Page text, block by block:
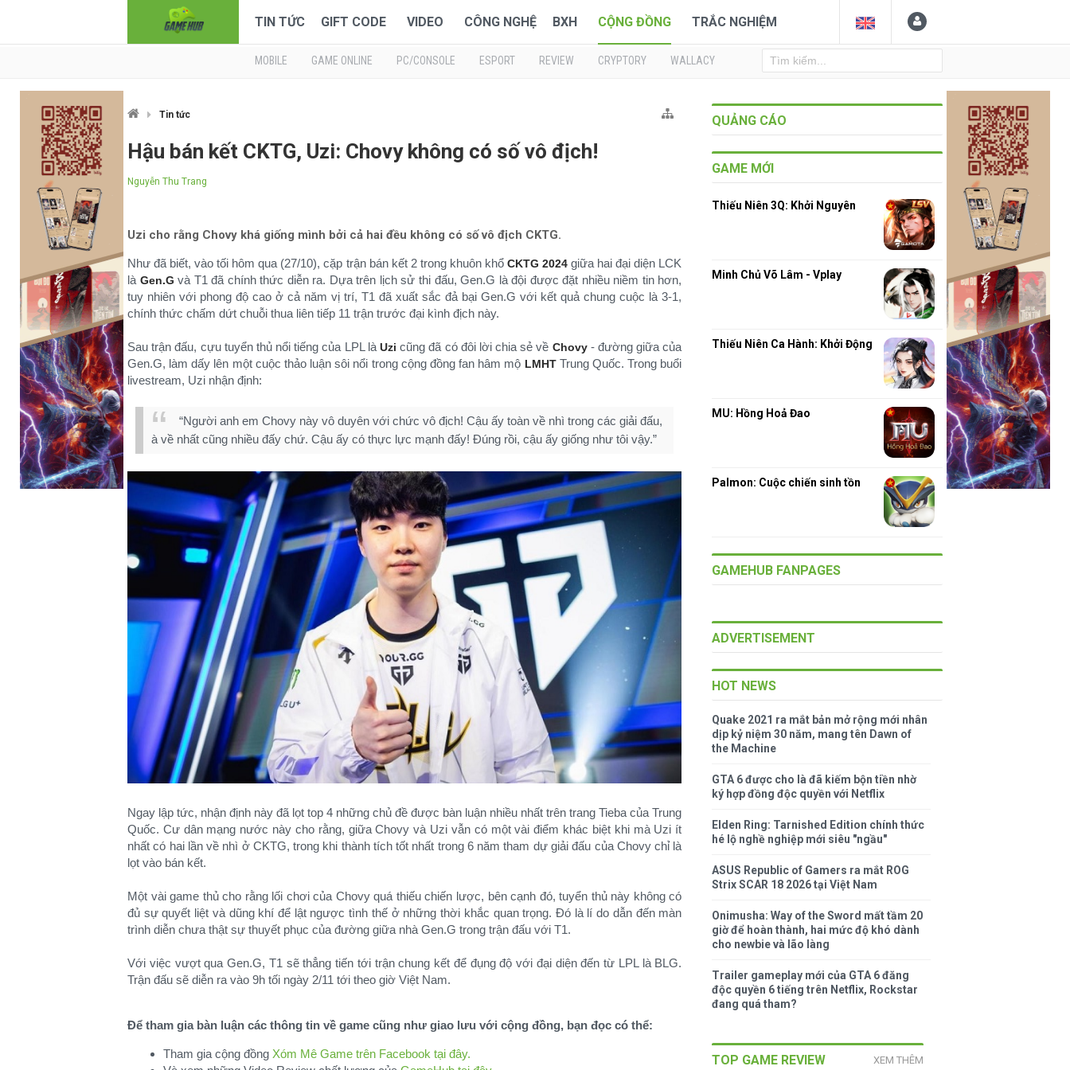
TIN TỨC GIFT CODE VIDEO CÔNG NGHỆ BXH CỘNG ĐỒNG TRẮC NGHIỆM
MOBILE GAME ONLINE PC/CONSOLE ESPORT REVIEW CRYPTORY WALLACY
Tin tức
Hậu bán kết CKTG, Uzi: Chovy không có số vô địch!
Nguyễn Thu Trang
Uzi cho rằng Chovy khá giống mình bởi cả hai đều không có số vô địch CKTG.
Như đã biết, vào tối hôm qua (27/10), cặp trận bán kết 2 trong khuôn khổ CKTG 2024 giữa hai đại diện LCK
là Gen.G và T1 đã chính thức diễn ra. Dựa trên lịch sử thi đấu, Gen.G là đội được đặt nhiều niềm tin hơn,
tuy nhiên với phong độ cao ở cả năm vị trí, T1 đã xuất sắc đả bại Gen.G với kết quả chung cuộc là 3-1,
chính thức chấm dứt chuỗi thua liên tiếp 11 trận trước đại kình địch này.
Sau trận đấu, cựu tuyển thủ nổi tiếng của LPL là Uzi cũng đã có đôi lời chia sẻ về Chovy- đường giữa của
Gen.G, làm dấy lên một cuộc thảo luận sôi nổi trong cộng đồng fan hâm mộ LMHTTrung Quốc. Trong buổi
livestream, Uzi nhận định:
“Người anh em Chovy này vô duyên với chức vô địch! Cậu ấy toàn về nhì trong các giải đấu,
à về nhất cũng nhiều đấy chứ. Cậu ấy có thực lực mạnh đấy! Đúng rồi, cậu ấy giống như tôi vậy.”
Ngay lập tức, nhận định này đã lọt top 4 những chủ đề được bàn luận nhiều nhất trên trang Tieba của Trung
Quốc. Cư dân mạng nước này cho rằng, giữa Chovy và Uzi vẫn có một vài điểm khác biệt khi mà Uzi ít
nhất có hai lần về nhì ở CKTG, trong khi thành tích tốt nhất trong 6 năm tham dự giải đấu của Chovy chỉ là
lọt vào bán kết.
Một vài game thủ cho rằng lối chơi của Chovy quá thiếu chiến lược, bên cạnh đó, tuyển thủ này không có
đủ sự quyết liệt và dũng khí để lật ngược tình thế ở những thời khắc quan trọng. Đó là lí do dẫn đến màn
trình diễn chưa thật sự thuyết phục của đường giữa nhà Gen.G trong trận đấu với T1.
Với việc vượt qua Gen.G, T1 sẽ thẳng tiến tới trận chung kết để đụng độ với đại diện đến từ LPL là BLG.
Trận đấu sẽ diễn ra vào 9h tối ngày 2/11 tới theo giờ Việt Nam.​
Để tham gia bàn luận các thông tin về game cũng như giao lưu với cộng đồng, bạn đọc có thể:
Tham gia cộng đồng Xóm Mê Game trên Facebook tại đây.
QUẢNG CÁO
GAME MỚI
Thiếu Niên 3Q: Khởi Nguyên
Minh Chủ Võ Lâm - Vplay
Thiếu Niên Ca Hành: Khởi Động
MU: Hồng Hoả Đao
Palmon: Cuộc chiến sinh tồn
GAMEHUB FANPAGES
ADVERTISEMENT
HOT NEWS
Quake 2021 ra mắt bản mở rộng mới nhân
dịp kỷ niệm 30 năm, mang tên Dawn of
the Machine
GTA 6 được cho là đã kiếm bộn tiền nhờ
ký hợp đồng độc quyền với Netflix
Elden Ring: Tarnished Edition chính thức
hé lộ nghề nghiệp mới siêu "ngầu"
ASUS Republic of Gamers ra mắt ROG
Strix SCAR 18 2026 tại Việt Nam
Onimusha: Way of the Sword mất tầm 20
giờ để hoàn thành, hai mức độ khó dành
cho newbie và lão làng
Trailer gameplay mới của GTA 6 đăng
độc quyền 6 tiếng trên Netflix, Rockstar
đang quá tham?
TOP GAME REVIEW XEM THÊM